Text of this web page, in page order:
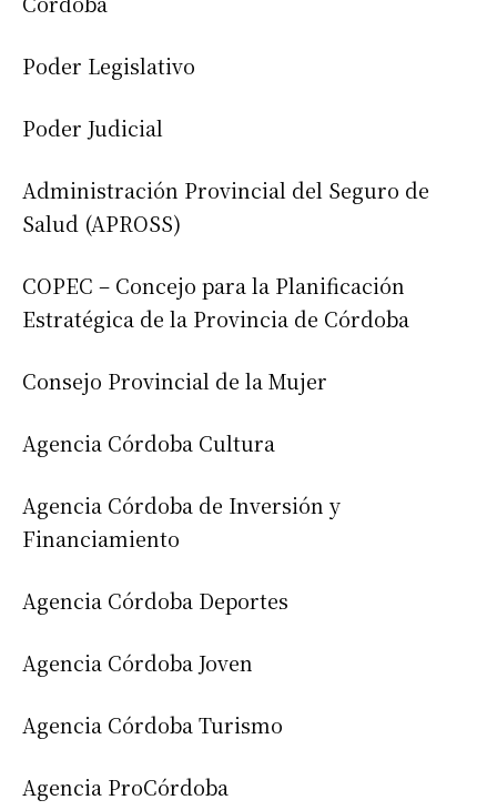
Poder Legislativo
Poder Judicial
Administración Provincial del Seguro de
Salud (APROSS)
COPEC – Concejo para la Planificación
Estratégica de la Provincia de Córdoba
Consejo Provincial de la Mujer
Agencia Córdoba Cultura
Agencia Córdoba de Inversión y
Financiamiento
Agencia Córdoba Deportes
Agencia Córdoba Joven
Agencia Córdoba Turismo
Agencia ProCórdoba